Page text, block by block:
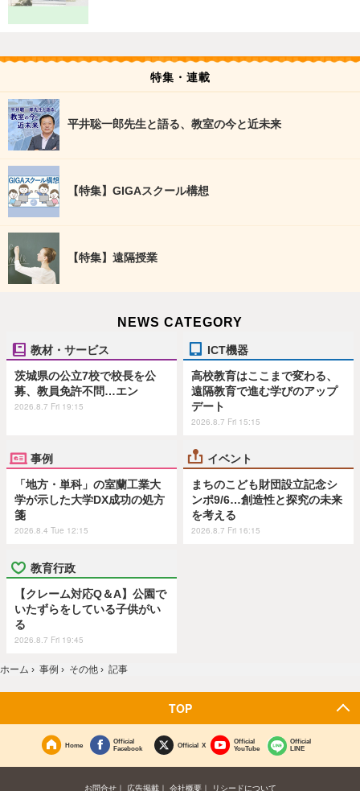
特集・連載
平井聡一郎先生と語る、教室の今と近未来
【特集】GIGAスクール構想
【特集】遠隔授業
NEWS CATEGORY
教材・サービス
茨城県の公立7校で校長を公
募、教員免許不問…エン
2026.8.7 Fri 19:15
ICT機器
高校教育はここまで変わる、
遠隔教育で進む学びのアップ
デート
2026.8.7 Fri 15:15
事例
「地方・単科」の室蘭工業大
学が示した大学DX成功の処方
箋
2026.8.4 Tue 12:15
イベント
まちのこども財団設立記念シ
ンポ9/6…創造性と探究の未来
を考える
2026.8.7 Fri 16:15
教育行政
【クレーム対応Q＆A】公園で
いたずらをしている子供がい
る
2026.8.7 Fri 19:45
ホーム › 事例 › その他 › 記事
TOP
Home
Official
Facebook
Official X
Official
YouTube
Official
LINE
お問合せ 広告掲載 会社概要 リシードについて